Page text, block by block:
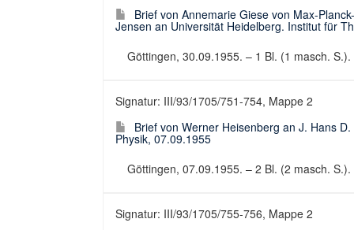
Brief von Annemarie Giese von Max-
Jensen an Universität Heidelberg. Institut für
Göttingen, 30.09.1955. – 1 Bl. (1 masch.
Signatur: III/93/1705/751-754, Mappe 2
Brief von Werner Heisenberg an J. Hans
Physik, 07.09.1955
Göttingen, 07.09.1955. – 2 Bl. (2 masch.
Signatur: III/93/1705/755-756, Mappe 2